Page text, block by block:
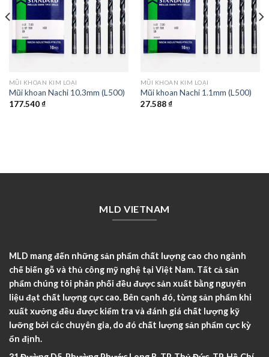
MŨI KHOAN KIM LOẠI
Mũi khoan Nachi 10.3mm (L500)
177.540₫
MŨI KHOAN KIM LOẠI
Mũi khoan Nachi 1.1mm (L500)
27.588₫
MLD VIETNAM
MLD mang đến những sản phẩm chất lượng cao cho ngành
chế biến gỗ và thủ công mỹ nghệ tại Việt Nam. Tất cả sản
phẩm chúng tôi phân phối đều được sản xuất bằng nguyên
liệu đạt chất lượng cực cao. Bên cạnh đó, từng sản phẩm khi
xuất xưởng đều được kiểm tra và đánh giá chất lượng kỹ
lưỡng bởi các chuyên gia, do đó chất lượng sản phẩm cực kỳ
ổn định.